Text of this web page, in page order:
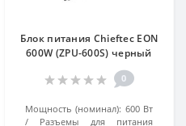
Блок питания Chieftec EON
600W (ZPU-600S) черный
0
Мощность (номинал): 600 Вт
Разъемы для питания